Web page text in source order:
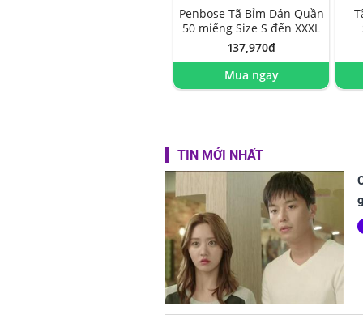
Penbose Tã Bỉm Dán Quần
50 miếng Size S đến XXXL
137,970đ
Mua ngay
TIN MỚI NHẤT